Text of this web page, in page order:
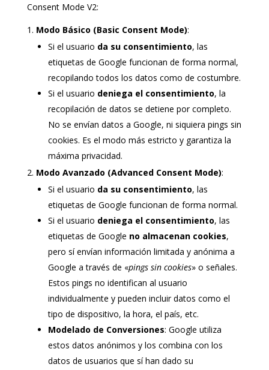
Consent Mode V2:
Modo Básico (Basic Consent Mode):
Si el usuario da su consentimiento, las
etiquetas de Google funcionan de forma normal,
recopilando todos los datos como de costumbre.
Si el usuario deniega el consentimiento, la
recopilación de datos se detiene por completo.
No se envían datos a Google, ni siquiera pings sin
cookies. Es el modo más estricto y garantiza la
máxima privacidad.
Modo Avanzado (Advanced Consent Mode):
Si el usuario da su consentimiento, las
etiquetas de Google funcionan de forma normal.
Si el usuario deniega el consentimiento, las
etiquetas de Google no almacenan cookies,
pero sí envían información limitada y anónima a
Google a través de «pings sin cookies» o señales.
Estos pings no identifican al usuario
individualmente y pueden incluir datos como el
tipo de dispositivo, la hora, el país, etc.
Modelado de Conversiones: Google utiliza
estos datos anónimos y los combina con los
datos de usuarios que sí han dado su